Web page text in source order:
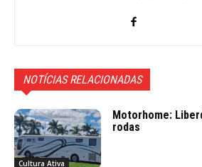
NOTÍCIAS RELACIONADAS
Cultura Ativa
Motorhome:
rodas